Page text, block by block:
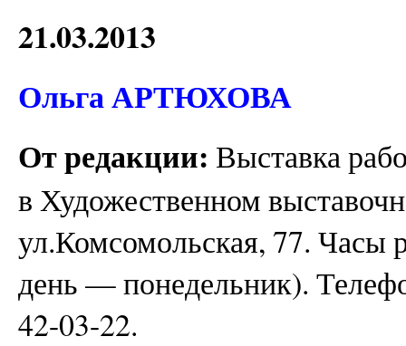
21.03.2013
Ольга АРТЮХОВА
От редакции: Выставка
в Художественном
ул.Комсомольская, 77. Часы
день — понедельник).
42-03-22.